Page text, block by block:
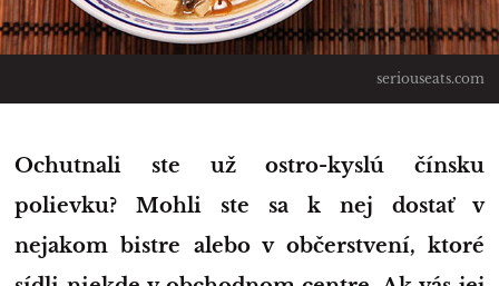
seriouseats.com
Ochutnali ste už ostro-kyslú čínsku
polievku? Mohli ste sa k nej dostať v
nejakom bistre alebo v občerstvení, ktoré